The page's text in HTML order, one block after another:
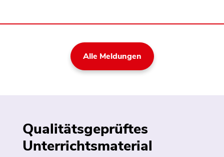
Alle Meldungen
Qualitätsgeprüftes
Unterrichtsmaterial